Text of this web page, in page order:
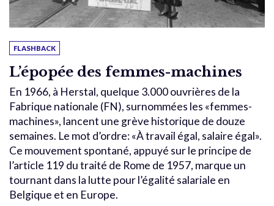
FLASHBACK
L’épopée des femmes-machines
En 1966, à Herstal, quelque 3.000 ouvrières de la
Fabrique nationale (FN), surnommées les «femmes-
machines», lancent une grève historique de douze
semaines. Le mot d’ordre: «À travail égal, salaire égal».
Ce mouvement spontané, appuyé sur le principe de
l’article 119 du traité de Rome de 1957, marque un
tournant dans la lutte pour l’égalité salariale en
Belgique et en Europe.